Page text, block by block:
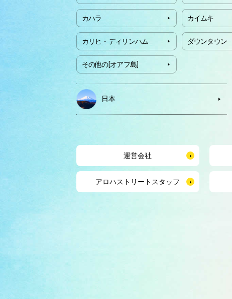
カハラ カイムキ
カリヒ・ディリンハム ダウンタウン
その他の[オアフ島]
日本
運営会社
アロハストリートスタッフ